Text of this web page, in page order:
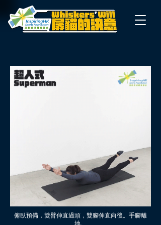
俯臥預備，雙臂伸直過頭，雙腳伸直向後。手腳離
地。